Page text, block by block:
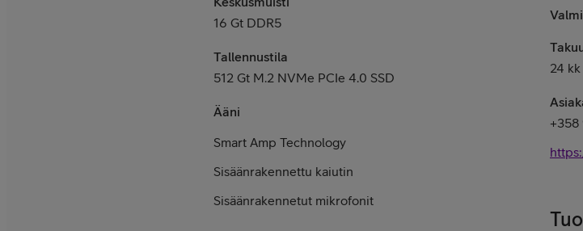
16 Gt DDR5
Tallennustila
512 Gt M.2 NVMe PCIe 4.0 SSD
Ääni
Smart Amp Technology
Sisäänrakennettu kaiutin
Sisäänrakennetut mikrofonit
24 kk
+358